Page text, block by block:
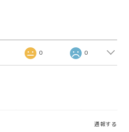
0 0
通報する